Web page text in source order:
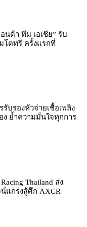
นด้า ทีม เอเชีย” รับ
โตทรี ครั้งแรกที่
บรองหัวจ่ายเชื้อเพลิง
ง ย้ำความมั่นใจทุกการ
Thailand ส่ง
แกร่งสู้ศึก AXCR